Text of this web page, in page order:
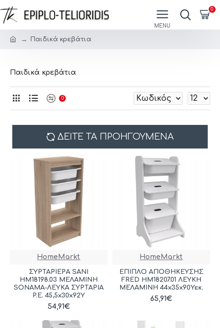
0
Παιδικά κρεβάτια
Παιδικά κρεβάτια
0
ΔΕΊΤΕ ΤΑ ΠΡΟΗΓΟΎΜΕΝΑ
HomeMarkt
ΣΥΡΤΑΡΙΕΡΑ SANI
HM18198.03 ΜΕΛΑΜΙΝΗ
SONAMA-ΛΕΥΚΑ ΣΥΡΤΑΡΙΑ
P.E. 45,5x30x92Υ
54,91€
HomeMarkt
ΕΠΙΠΛΟ ΑΠΟΘΗΚΕΥΣΗΣ
FRED HM18207.01 ΛΕΥΚΗ
ΜΕΛΑΜΙΝΗ 44x35x90Υεκ.
65,91€